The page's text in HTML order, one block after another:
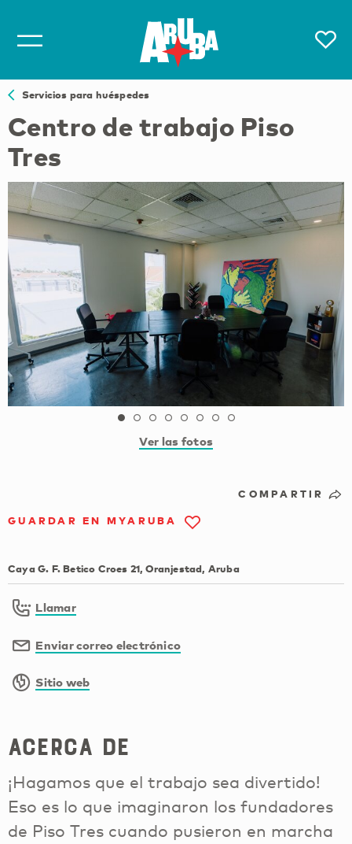
Servicios para huéspedes
Centro de trabajo Piso
Tres
Ver las fotos
COMPARTIR
GUARDAR EN MYARUBA
Caya G. F. Betico Croes 21, Oranjestad, Aruba
Llamar
Enviar correo electrónico
Sitio web
Acerca de
¡Hagamos que el trabajo sea divertido!
Eso es lo que imaginaron los fundadores
de Piso Tres cuando pusieron en marcha